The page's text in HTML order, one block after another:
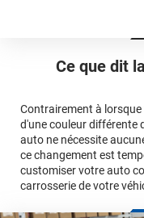
Ce que dit
Contrairement à
d'une couleur différente
auto ne nécessite
ce changement est
customiser votre auto
carrosserie de votre
avant jusqu'au
Multipliez ce
commerciaux
pose
Le covering
Le covering peut
Le covering
covering 3D